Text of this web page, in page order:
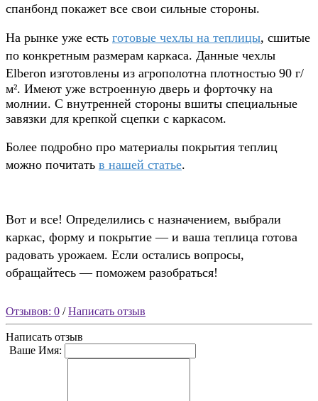
спанбонд покажет все свои сильные стороны.
На рынке уже есть готовые чехлы на теплицы, сшитые
по конкретным размерам каркаса. Данные чехлы
Elberon изготовлены из агрополотна плотностью 90 г/
м². Имеют уже встроенную дверь и форточку на
молнии. С внутренней стороны вшиты специальные
завязки для крепкой сцепки с каркасом.
Более подробно про материалы покрытия теплиц
можно почитать в нашей статье.
Вот и все! Определились с назначением, выбрали
каркас, форму и покрытие — и ваша теплица готова
радовать урожаем. Если остались вопросы,
обращайтесь — поможем разобраться!
Отзывов: 0 /Написать отзыв
Написать отзыв
Ваше Имя: